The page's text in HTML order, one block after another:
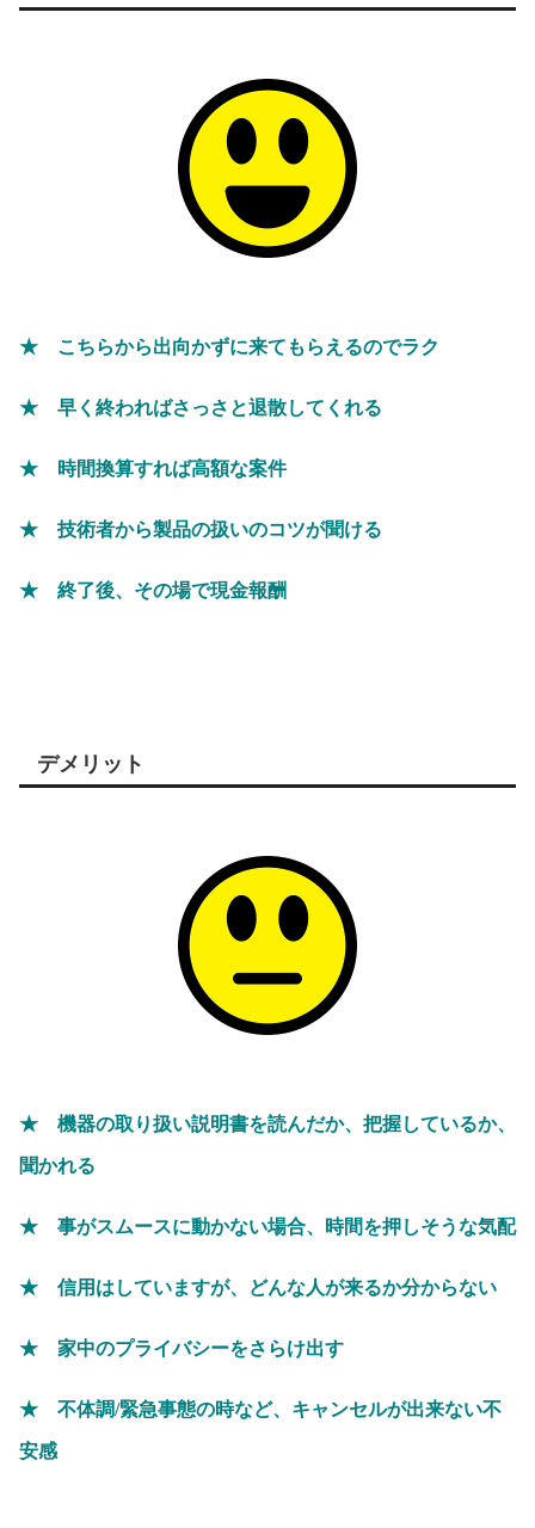
★ こちらから出向かずに来てもらえるのでラク
★ 早く終わればさっさと退散してくれる
★ 時間換算すれば高額な案件
★ 技術者から製品の扱いのコツが聞ける
★ 終了後、その場で現金報酬
デメリット
★ 機器の取り扱い説明書を読んだか、把握しているか、
聞かれる
★ 事がスムースに動かない場合、時間を押しそうな気配
★ 信用はしていますが、どんな人が来るか分からない
★ 家中のプライバシーをさらけ出す
★ 不体調/緊急事態の時など、キャンセルが出来ない不
安感